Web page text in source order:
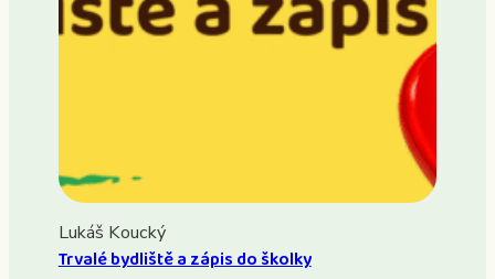
Lukáš Koucký
Trvalé bydliště a zápis do školky